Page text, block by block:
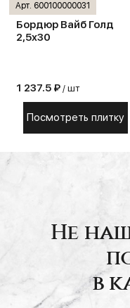
Арт. 600100000031
Бордюр Вайб Голд
2,5х30
1 237.5 ₽ / шт
Посмотреть плитку
Не
в